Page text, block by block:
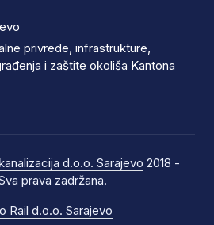
privrede, infrastrukture,
i zaštite okoliša Kantona
d.o.o. Sarajevo 2018 -
prava zadržana.
Rail d.o.o. Sarajevo